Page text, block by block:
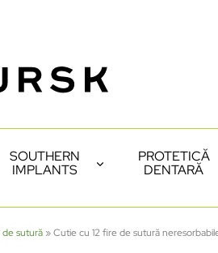
SOUTHERN
IMPLANTS
PROTETICĂ
DENTARĂ
de sutură »Cutie cu 12 fire de sutură